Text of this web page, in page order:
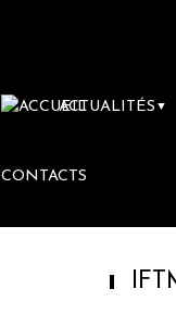
ACTUALITÉS ▼
CONTACTS
IFTM :